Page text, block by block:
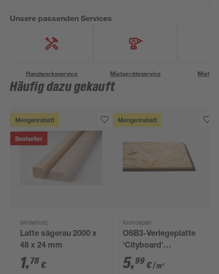
Unsere passenden Services
Handwerksservice Mietgeräteservice
Häufig dazu gekauft
Mengenrabatt
Bestseller
binderholz
Latte sägerau 2000 x
48 x 24 mm
1,78 €
Mengenrabatt
Kronospan
OSB3-Verlegeplatte
'Cityboard'
ungeschliffen 1690 x
634 x 12 mm
5,99 €/ m²